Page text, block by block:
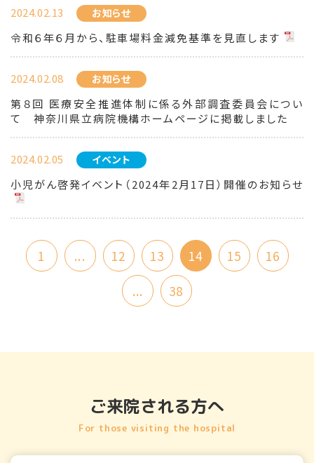
2024.02.13 お知らせ
令和６年６月から、駐車場料金減免基準を見直します
2024.02.08 お知らせ
第８回 医療安全推進体制に係る外部調査委員会につい
て 神奈川県立病院機構ホームページに掲載しました
2024.02.05 イベント
小児がん啓発イベント（2024年2月17日）開催のお知らせ
1 ... 12 13 14 15
16
...
38
ご来院される方へ
For those visiting the hospital